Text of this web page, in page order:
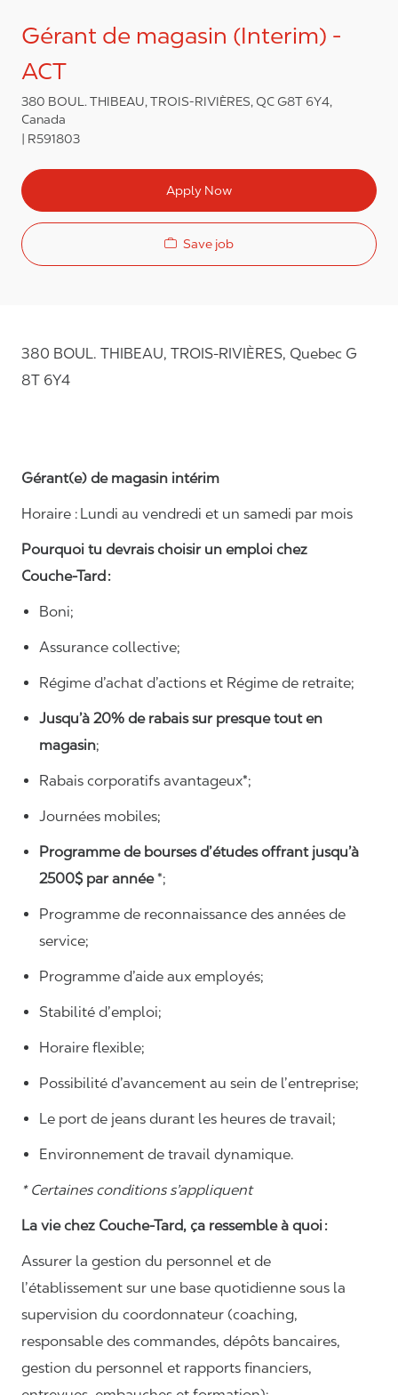
Gérant de magasin (Interim) -
ACT
380 BOUL. THIBEAU, TROIS-RIVIÈRES, QC G8T 6Y4,
Canada
R591803
Apply Now
Save job
380 BOUL. THIBEAU, TROIS-RIVIÈRES, Quebec G
8T 6Y4
Gérant(e) de magasin intérim
Horaire : Lundi au vendredi et un samedi par mois
Pourquoi tu devrais choisir un emploi chez
Couche-Tard :
Boni;
Assurance collective;
Régime d’achat d’actions et Régime de retraite;
Jusqu’à 20% de rabais sur presque tout en
magasin;
Rabais corporatifs avantageux*;
Journées mobiles;
Programme de bourses d’études offrant jusqu’à
2500$ par année*;
Programme de reconnaissance des années de
service;
Programme d’aide aux employés;
Stabilité d’emploi;
Horaire flexible;
Possibilité d’avancement au sein de l’entreprise;
Le port de jeans durant les heures de travail;
Environnement de travail dynamique.
* Certaines conditions s’appliquent
La vie chez Couche-Tard, ça ressemble à quoi :
Assurer la gestion du personnel et de
l’établissement sur une base quotidienne sous la
supervision du coordonnateur (coaching,
responsable des commandes, dépôts bancaires,
gestion du personnel et rapports financiers,